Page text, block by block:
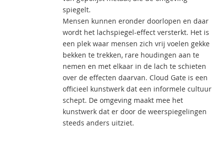
spiegelt.
Mensen kunnen eronder doorlopen en daar
wordt het lachspiegel-effect versterkt. Het is
een plek waar mensen zich vrij voelen gekke
bekken te trekken, rare houdingen aan te
nemen en met elkaar in de lach te schieten
over de effecten daarvan. Cloud Gate is een
officieel kunstwerk dat een informele cultuur
schept. De omgeving maakt mee het
kunstwerk dat er door de weerspiegelingen
steeds anders uitziet.